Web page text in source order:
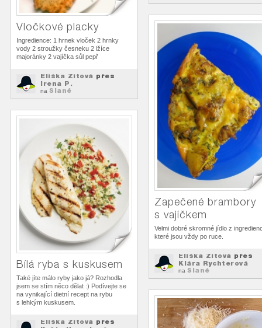
Vločkové placky
Ingredience: 1 hrnek vloček 2 hrnky
vody 2 stroužky česneku 2 lžíce
majoránky 2 vajíčka sůl pepř
Eliška Zitová přes
Irena P.
na Slané
Zapečené brambory
s vajíčkem
Velmi dobré skromné jídlo z
které jsou vždy po ruce.
Eliška Zitová přes
Klára Rychterová
na Slané
Bílá ryba s kuskusem
Také jíte málo ryby jako já? Rozhodla
jsem se stím něco dělat :) Podívejte se
na vynikající dietní recept na rybu
s lehkým kuskusem.
Eliška Zitová přes